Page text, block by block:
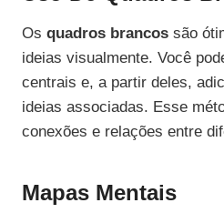
Os quadros brancos são
ideias visualmente. Você
centrais e, a partir deles,
ideias associadas. Esse
conexões e relações entre
Mapas Mentais